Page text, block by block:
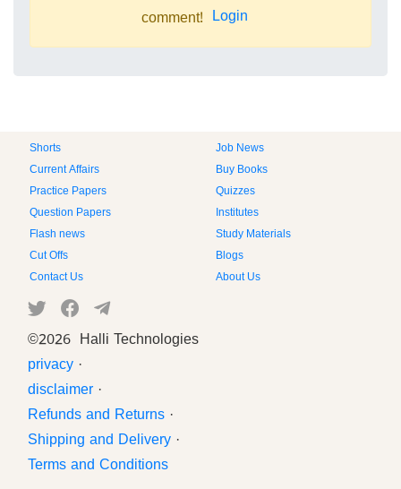
comment! Login
Shorts
Job News
Current Affairs
Buy Books
Practice Papers
Quizzes
Question Papers
Institutes
Flash news
Study Materials
Cut Offs
Blogs
Contact Us
About Us
©2026 Halli Technologies
privacy ·
disclaimer ·
Refunds and Returns ·
Shipping and Delivery ·
Terms and Conditions